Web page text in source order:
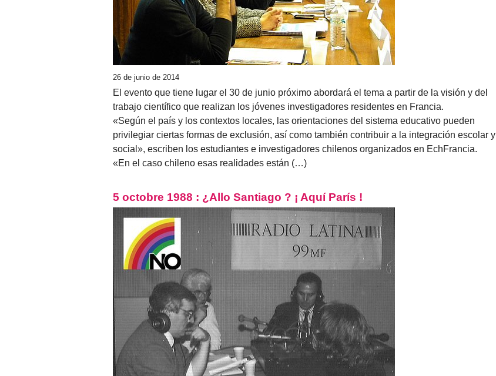
26 de junio de 2014
El evento que tiene lugar el 30 de junio próximo abordará el tema a partir de la visión y del
trabajo científico que realizan los jóvenes investigadores residentes en Francia.
«Según el país y los contextos locales, las orientaciones del sistema educativo pueden
privilegiar ciertas formas de exclusión, así como también contribuir a la integración escolar y
social», escriben los estudiantes e investigadores chilenos organizados en EchFrancia.
«En el caso chileno esas realidades están (…)
5 octobre 1988 : ¿Allo Santiago ? ¡ Aquí París !